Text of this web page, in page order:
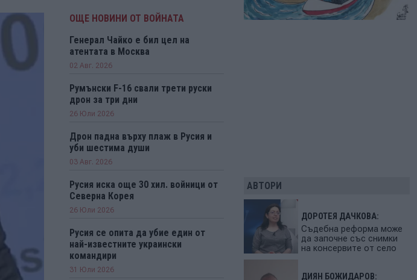
ОЩЕ НОВИНИ ОТ ВОЙНАТА
Генерал Чайко е бил цел на
атентата в Москва
02 Авг. 2026
Румънски F-16 свали трети руски
дрон за три дни
26 Юли 2026
Дрон падна върху плаж в Русия и
уби шестима души
03 Авг. 2026
Русия иска още 30 хил. войници от
Северна Корея
26 Юли 2026
Русия се опита да убие един от
най-известните украински
командири
31 Юли 2026
АВТОРИ
ДОРОТЕЯ ДАЧКОВА:
Съдебна реформа може
да започне със снимки
на консервите от село
ДИЯН БОЖИДАРОВ: